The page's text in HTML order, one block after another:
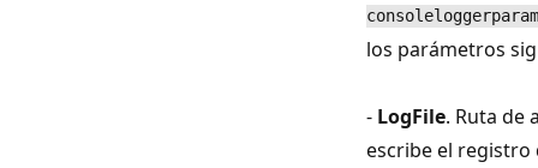
los parámetros
- LogFile. Ruta de
escribe el registro